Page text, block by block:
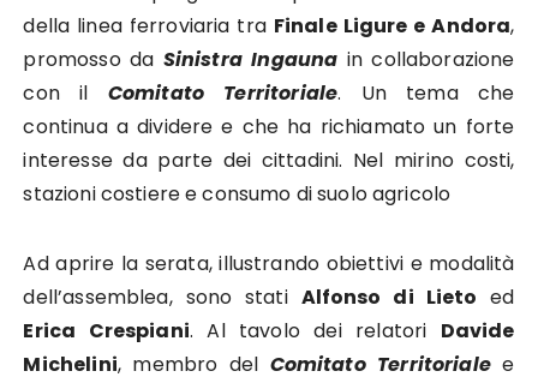
della linea ferroviaria tra Finale Ligure e Andora,
promosso da Sinistra Ingauna in collaborazione
con il Comitato Territoriale. Un tema che
continua a dividere e che ha richiamato un forte
interesse da parte dei cittadini. Nel mirino costi,
stazioni costiere e consumo di suolo agricolo
Ad aprire la serata, illustrando obiettivi e modalità
dell’assemblea, sono stati Alfonso di Lieto ed
Erica Crespiani. Al tavolo dei relatori Davide
Michelini, membro del Comitato Territorialee